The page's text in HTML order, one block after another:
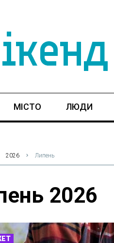
МІСТО ЛЮДИ
2026 Липень
2026